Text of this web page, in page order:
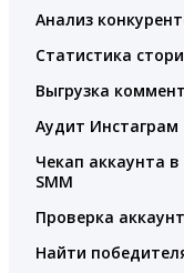
Анализ
Статистика
Выгрузка
Аудит Инстаграм
Чекап аккаунта
SMM
Проверка
Найти